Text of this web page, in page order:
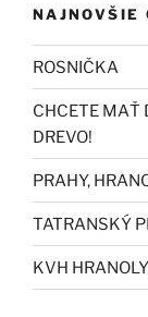
NAJNOVŠIE
ROSNIČKA
CHCETE MAŤ
DREVO!
PRAHY,
TATRANSKÝ
KVH HRANOLY